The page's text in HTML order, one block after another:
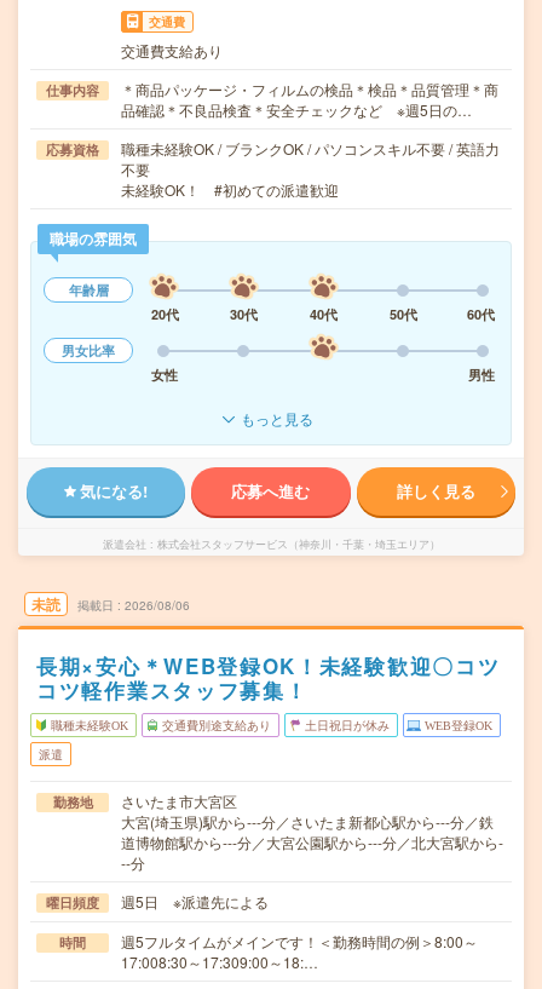
交通費
交通費支給あり
仕事内容
＊商品パッケージ・フィルムの検品＊検品＊品質管理＊商
品確認＊不良品検査＊安全チェックなど ※週5日の…
応募資格
職種未経験OK / ブランクOK / パソコンスキル不要 / 英語力
不要
未経験OK！ #初めての派遣歓迎
職場の雰囲気
年齢層
20代
30代 40代 50代
60代
男女比率
女性
男性
もっと見る
気になる! 応募へ進む 詳しく見る
派遣会社 株式会社スタッフサービス（神奈川・千葉・埼玉エリア）
未読 掲載日 2026/08/06
長期×安心＊WEB登録OK！未経験歓迎〇コツ
コツ軽作業スタッフ募集！
職種未経験OK 交通費別途支給あり 土日祝日が休み WEB登録OK
派遣
勤務地
さいたま市大宮区
大宮(埼玉県)駅から---分／さいたま新都心駅から---分／鉄
道博物館駅から---分／大宮公園駅から---分／北大宮駅から-
--分
曜日頻度 週5日 ※派遣先による
時間
週5フルタイムがメインです！＜勤務時間の例＞8:00～
17:008:30～17:309:00～18:…